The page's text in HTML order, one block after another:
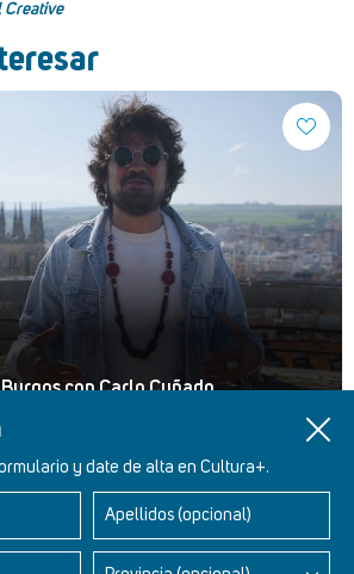
y date de alta en Cultura+.
Apellidos (opcional)
Creative
con Carlo Cuñado
Renacentistas Este de León